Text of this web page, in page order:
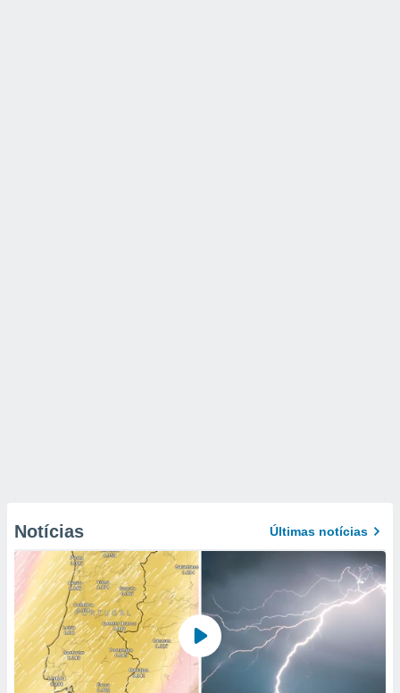
Notícias Últimas notícias